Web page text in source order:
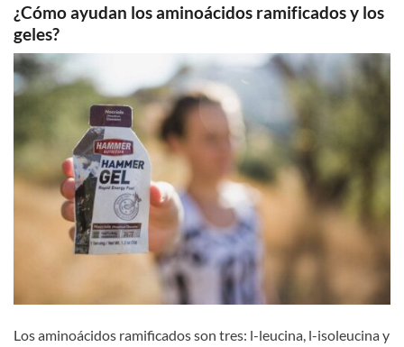
¿Cómo ayudan los aminoácidos ramificados y los
geles?
Los aminoácidos ramificados son tres: l-leucina, l-isoleucina y